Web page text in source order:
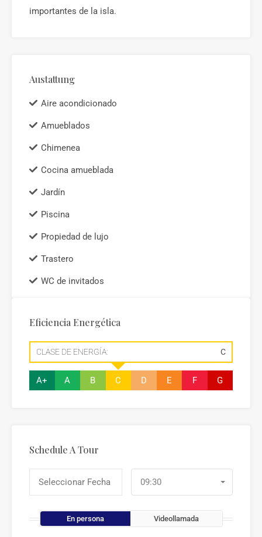
importantes de la isla.
Austattung
Aire acondicionado
Amueblados
Chimenea
Cocina amueblada
Jardín
Piscina
Propiedad de lujo
Trastero
WC de invitados
Eficiencia Energética
CLASE DE ENERGÍA: C
A+ A B C D E F G
Schedule A Tour
09:30
En persona Videollamada